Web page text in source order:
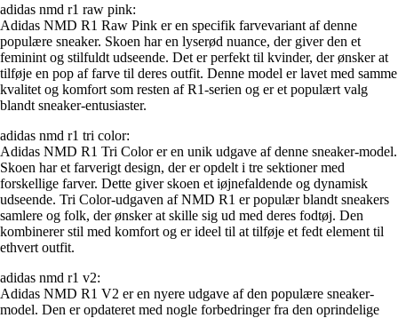
adidas nmd r1 raw pink:
Adidas NMD R1 Raw Pink er en specifik farvevariant af denne
populære sneaker. Skoen har en lyserød nuance, der giver den et
feminint og stilfuldt udseende. Det er perfekt til kvinder, der ønsker at
tilføje en pop af farve til deres outfit. Denne model er lavet med samme
kvalitet og komfort som resten af R1-serien og er et populært valg
blandt sneaker-entusiaster.
adidas nmd r1 tri color:
Adidas NMD R1 Tri Color er en unik udgave af denne sneaker-model.
Skoen har et farverigt design, der er opdelt i tre sektioner med
forskellige farver. Dette giver skoen et iøjnefaldende og dynamisk
udseende. Tri Color-udgaven af NMD R1 er populær blandt sneakers
samlere og folk, der ønsker at skille sig ud med deres fodtøj. Den
kombinerer stil med komfort og er ideel til at tilføje et fedt element til
ethvert outfit.
adidas nmd r1 v2:
Adidas NMD R1 V2 er en nyere udgave af den populære sneaker-
model. Den er opdateret med nogle forbedringer fra den oprindelige